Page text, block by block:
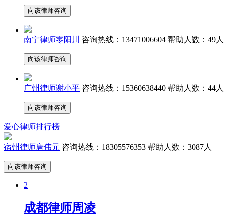
向该律师咨询
南宁律师零阳川 咨询热线： 13471006604 帮助人数： 49人
向该律师咨询
广州律师谢小平 咨询热线： 15360638440 帮助人数： 44人
向该律师咨询
爱心律师排行榜
宿州律师唐伟元 咨询热线： 18305576353 帮助人数： 3087人
向该律师咨询
2
成都律师周凌